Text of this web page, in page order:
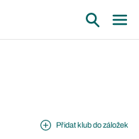
Přidat klub do záložek